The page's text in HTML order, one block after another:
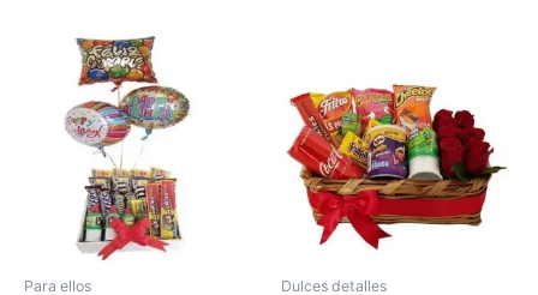
Para ellos Dulces detalles